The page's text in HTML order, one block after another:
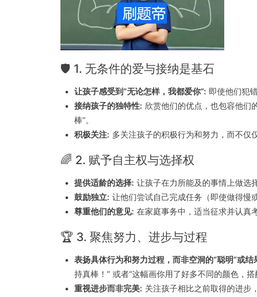
🛡 1. 无条件的爱与接纳是基石
让孩子感受到“无论怎样，我都爱你”: 即使他们犯
接纳孩子的独特性: 欣赏他们的优点，也包容他们
棒”。
积极关注: 多关注孩子的积极行为和努力，而不仅
🌈 2. 赋予自主权与选择权
提供适龄的选择: 让孩子在力所能及的事情上做选
鼓励独立: 让他们尝试自己完成任务（即使做得慢
尊重他们的意见: 在家庭事务中，适当征求并认真
🏆 3. 聚焦努力、进步与过程
表扬具体行为和努力过程，而非空洞的“聪明”或结
持真棒！” 或者“这幅画你用了好多不同的颜色，
重视进步而非完美: 关注孩子相比之前取得的进步